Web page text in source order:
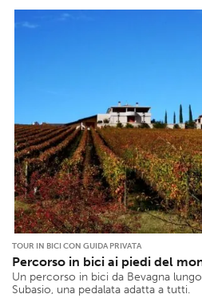
TOUR IN BICI CON GUIDA PRIVATA
Percorso in bici ai piedi del
Un percorso in bici da Bevagna
Subasio, una pedalata adatta a tutti.